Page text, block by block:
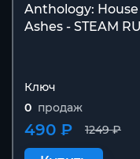
Anthology:
Ashes - STEAM RU
Ключ
0 продаж
1249 ₽
490 ₽